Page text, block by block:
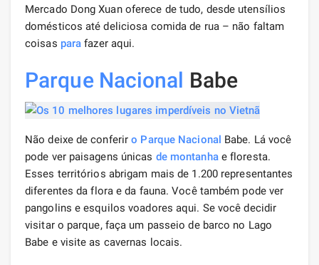
Mercado Dong Xuan oferece de tudo, desde utensílios
domésticos até deliciosa comida de rua – não faltam
coisas para fazer aqui.
Parque Nacional Babe
Não deixe de conferiro Parque Nacional Babe. Lá você
pode ver paisagens únicas de montanhae floresta.
Esses territórios abrigam mais de 1.200 representantes
diferentes da flora e da fauna. Você também pode ver
pangolins e esquilos voadores aqui. Se você decidir
visitar o parque, faça um passeio de barco no Lago
Babe e visite as cavernas locais.